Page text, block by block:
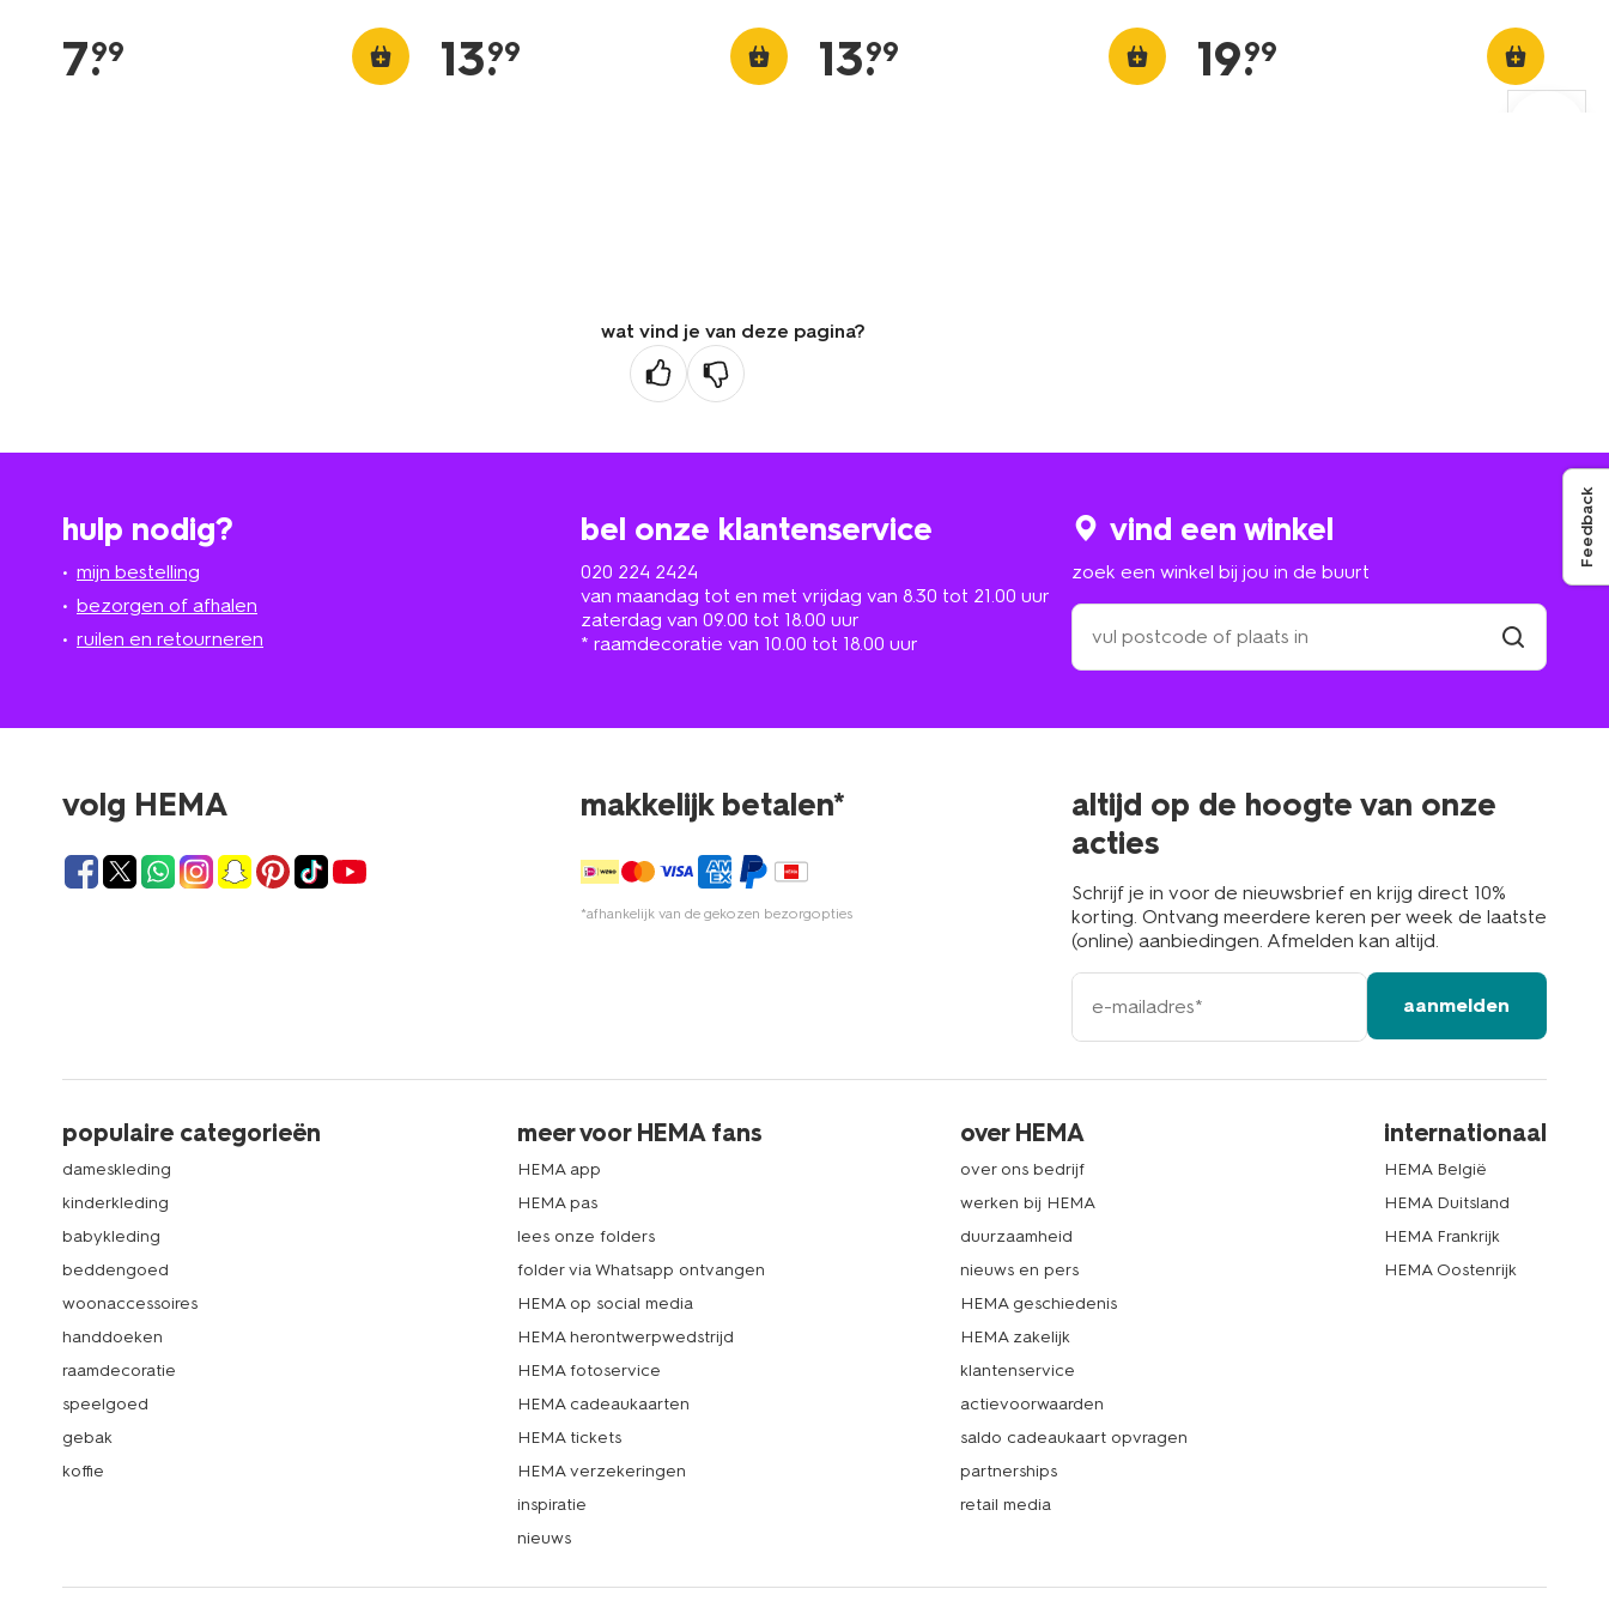
7.
99 13.
99 13.
99 19.
99
wat vind je van deze pagina?
hulp nodig?
mijn bestelling
bezorgen of afhalen
ruilen en retourneren
bel onze klantenservice
020 224 2424
van maandag tot en met vrijdag van 8.30 tot 21.00 uur
zaterdag van 09.00 tot 18.00 uur
* raamdecoratie van 10.00 tot 18.00 uur
vind een winkel
zoek een winkel bij jou in de buurt
zoek
een
winkel
in
volg HEMA makkelijk betalen*
*afhankelijk van de gekozen bezorgopties
altijd op de hoogte van onze
acties
Schrijf je in voor de nieuwsbrief en krijg direct 10%
korting. Ontvang meerdere keren per week de laatste
(online) aanbiedingen. Afmelden kan altijd.
e-
mailadres
aanmelden
populaire categorieën
dameskleding
kinderkleding
babykleding
beddengoed
woonaccessoires
handdoeken
raamdecoratie
speelgoed
gebak
koffie
meer voor HEMA fans
HEMA app
HEMA pas
lees onze folders
folder via Whatsapp ontvangen
HEMA op social media
HEMA herontwerpwedstrijd
HEMA fotoservice
HEMA cadeaukaarten
HEMA tickets
HEMA verzekeringen
inspiratie
nieuws
over HEMA
over ons bedrijf
werken bij HEMA
duurzaamheid
nieuws en pers
HEMA geschiedenis
HEMA zakelijk
klantenservice
actievoorwaarden
saldo cadeaukaart opvragen
partnerships
retail media
internationaal
HEMA België
HEMA Duitsland
HEMA Frankrijk
HEMA Oostenrijk
Feedback